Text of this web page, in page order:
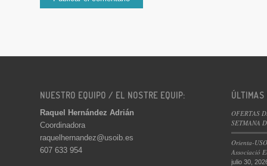
NUESTRO EQUIPO / EL NOSTRE EQUIP:
Raquel Hernández Adrián
Coordinadora
raquelhernandez@usoib.es
607 633 954
ÚLTIMAS
OFERTAS
SETMANA
Orienta-
Associació
julio 30,